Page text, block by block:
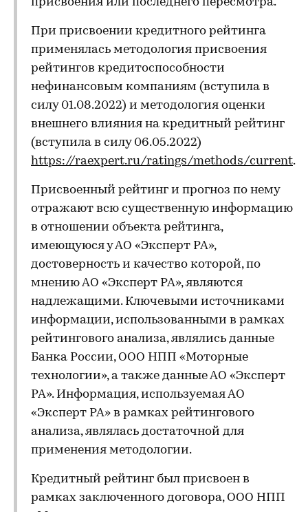
При присвоении кредитного рейтинга
применялась методология присвоения
рейтингов кредитоспособности
нефинансовым компаниям (вступила в
силу 01.08.2022) и методология оценки
внешнего влияния на кредитный рейтинг
(вступила в силу 06.05.2022)
https://raexpert.ru/ratings/methods/current.
Присвоенный рейтинг и прогноз по нему
отражают всю существенную информацию
в отношении объекта рейтинга,
имеющуюся у АО «Эксперт РА»,
достоверность и качество которой, по
мнению АО «Эксперт РА», являются
надлежащими. Ключевыми источниками
информации, использованными в рамках
рейтингового анализа, являлись данные
Банка России, ООО НПП «Моторные
технологии», а также данные АО «Эксперт
РА». Информация, используемая АО
«Эксперт РА» в рамках рейтингового
анализа, являлась достаточной для
применения методологии.
Кредитный рейтинг был присвоен в
рамках заключенного договора, ООО НПП